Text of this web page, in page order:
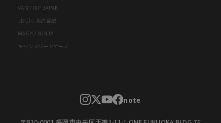
VAN TRIP JAPAN
JDLTC 免許翻訳
WAGYU NINJA
キャンプパートナーズ
note